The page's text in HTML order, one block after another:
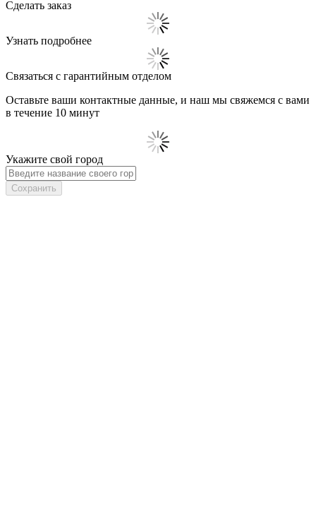
Сделать заказ
Узнать подробнее
Связаться с гарантийным отделом
Оставьте ваши контактные данные, и наш мы свяжемся с вами
в течение 10 минут
Укажите свой город
Сохранить